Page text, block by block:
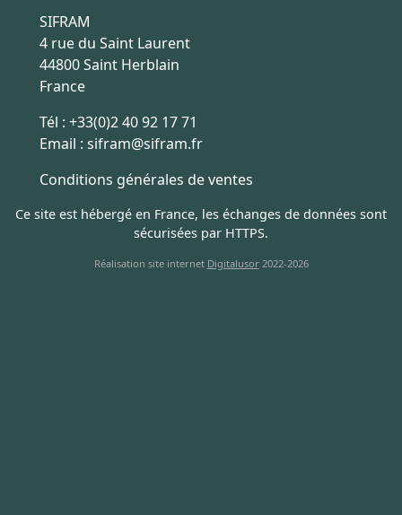
SIFRAM
4 rue du Saint Laurent
44800 Saint Herblain
France
Tél : +33(0)2 40 92 17 71
Email : sifram@sifram.fr
Conditions générales de ventes
Ce site est hébergé en France, les échanges de données sont
sécurisées par HTTPS.
Réalisation site internet Digitalusor2022-2026